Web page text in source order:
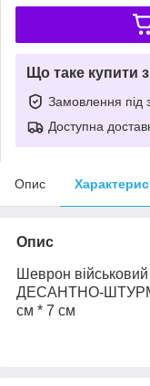
Що таке купити
Замовлення під
Доступна
Опис
Опис
Шеврон
ДЕСАНТНО-
см * 7 см